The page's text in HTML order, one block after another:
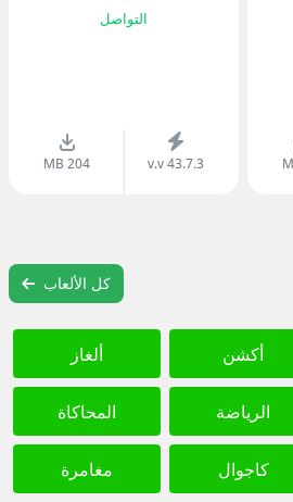
التواصل
v.v 43.7.3
204 MB
كل الألعاب
أكشن ألغاز
الرياضة المحاكاة
كاجوال مغامرة